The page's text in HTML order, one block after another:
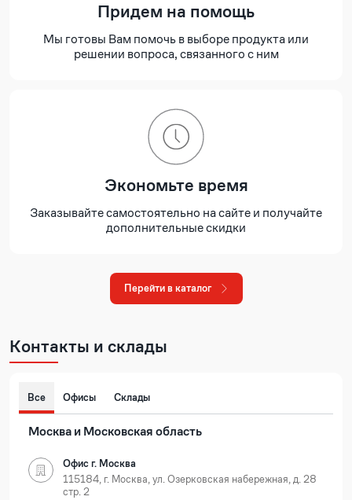
Придем на помощь
Мы готовы Вам помочь в выборе продукта или
решении вопроса, связанного с ним
Экономьте время
Заказывайте самостоятельно на сайте и получайте
дополнительные скидки
Перейти в каталог
Контакты и склады
Все Офисы Склады
Москва и Московская область
Офис г. Москва
115184, г. Москва, ул. Озерковская набережная, д. 28
стр. 2